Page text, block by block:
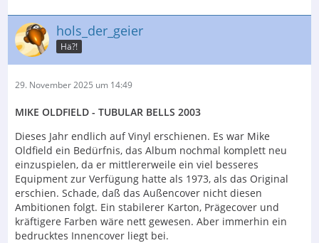
hols_der_geier
Hä?!
29. November 2025 um 14:49
MIKE OLDFIELD - TUBULAR BELLS 2003
Dieses Jahr endlich auf Vinyl erschienen. Es war Mike
Oldfield ein Bedürfnis, das Album nochmal komplett neu
einzuspielen, da er mittlererweile ein viel besseres
Equipment zur Verfügung hatte als 1973, als das Original
erschien. Schade, daß das Außencover nicht diesen
Ambitionen folgt. Ein stabilerer Karton, Prägecover und
kräftigere Farben wäre nett gewesen. Aber immerhin ein
bedrucktes Innencover liegt bei.